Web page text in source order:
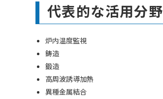
代表的な活用分野
炉内温度監視
鋳造
鍛造
高周波誘導加熱
異種金属結合